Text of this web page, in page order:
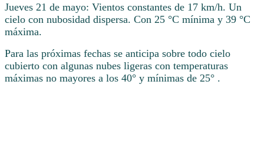
Jueves 21 de mayo: Vientos constantes de 17 km/h. Un
cielo con nubosidad dispersa. Con 25 °C mínima y 39 °C
máxima.
Para las próximas fechas se anticipa sobre todo cielo
cubierto con algunas nubes ligeras con temperaturas
máximas no mayores a los 40° y mínimas de 25° .